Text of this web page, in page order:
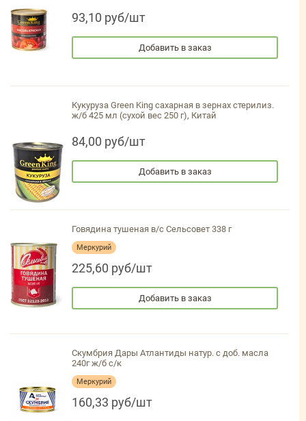
93,10 руб/шт
Добавить в заказ
Кукуруза Green King сахарная в зернах стерилиз.
ж/б 425 мл (сухой вес 250 г), Китай
84,00 руб/шт
Добавить в заказ
Говядина тушеная в/с Сельсовет 338 г
Меркурий
225,60 руб/шт
Добавить в заказ
Скумбрия Дары Атлантиды натур. с доб. масла
240г ж/б с/к
Меркурий
160,33 руб/шт